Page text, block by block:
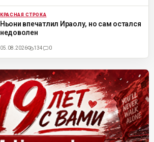
КРАСНАЯ СТРОКА
Ньони впечатлил Ираолу, но сам остался
недоволен
05.08.2026 134 0